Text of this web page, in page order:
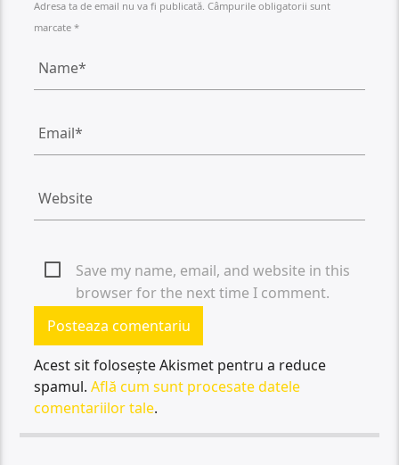
Adresa ta de email nu va fi publicată. Câmpurile obligatorii sunt
marcate *
Save my name, email, and website in this
browser for the next time I comment.
Acest sit folosește Akismet pentru a reduce
spamul.Află cum sunt procesate datele
comentariilor tale.